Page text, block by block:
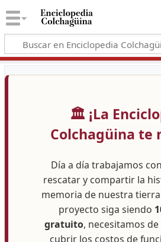
🏛️ ¡La
Colchagüina te
Día a día trabajamos
rescatar y compartir la
memoria de nuestra
proyecto siga siendo
gratuito, necesitamos
cubrir los costos de